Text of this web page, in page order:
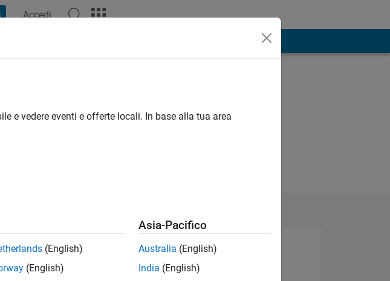
Accedi
person in a skill
e vedere eventi e offerte locali. In base alla tua area
(English)
(English)
Asia-Pacifico
Australia (English)
India (English)